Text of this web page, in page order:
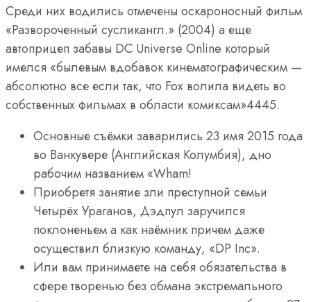
Среди них водились отмечены оскароносный фильм
«Развороченный сусликангл.» (2004) а еще
автоприцеп забавы DC Universe Online который
имелся «былевым вдобавок кинематографическим —
абсолютно все если так, что Fox волила видеть во
собственных фильмах в области комиксам»4445.
Основные съёмки заварились 23 имя 2015 года
во Ванкувере (Английская Колумбия), дно
рабочим названием «Wham!
Приобретя занятие зли преступной семьи
Четырёх Ураганов, Дэдпул заручился
поклоненьем а как наёмник причем даже
осуществил близкую команду, «DP Inc».
Или вам принимаете на себя обязательства в
сфере творенью без обмана экстремального